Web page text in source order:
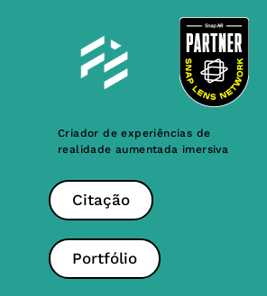
Criador de experiências de
realidade aumentada imersiva
Citação
Portfólio